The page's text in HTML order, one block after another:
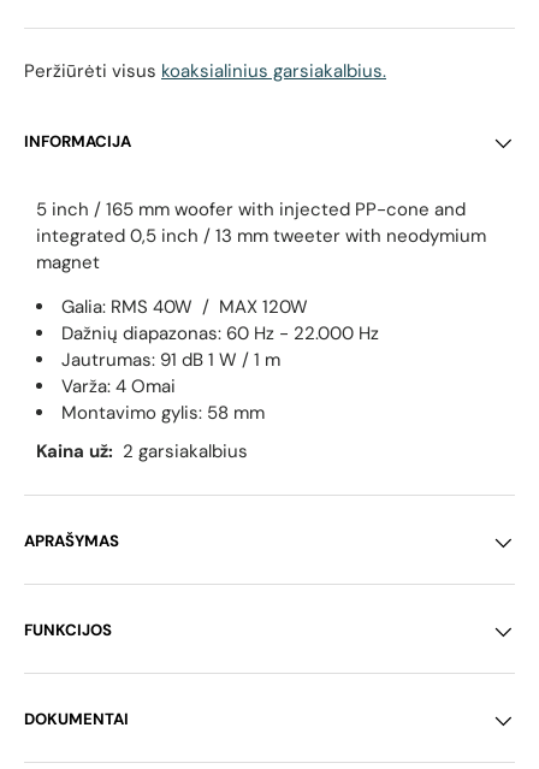
Peržiūrėti visus koaksialinius garsiakalbius.
INFORMACIJA
5 inch / 165 mm woofer with injected PP-cone and
integrated 0,5 inch / 13 mm tweeter with neodymium
magnet
Galia: RMS 40W / MAX 120W
Dažnių diapazonas: 60 Hz - 22.000 Hz
Jautrumas: 91 dB 1 W / 1 m
Varža: 4 Omai
Montavimo gylis: 58 mm
Kaina už: 2 garsiakalbius
APRAŠYMAS
FUNKCIJOS
DOKUMENTAI